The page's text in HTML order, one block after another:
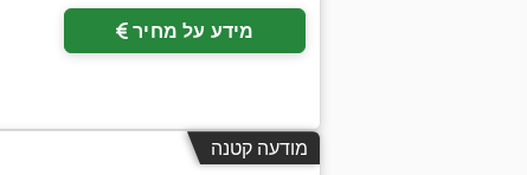
מידע על מחיר
מודעה קטנה